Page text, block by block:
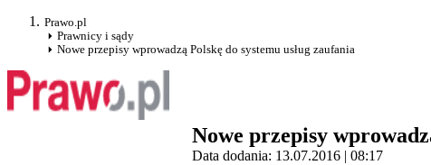
Prawo.pl
Prawnicy i sądy
Nowe przepisy wprowadzą Polskę do systemu usług zaufania
Nowe przepisy
Data dodania: 13.07.2016 | 08:17